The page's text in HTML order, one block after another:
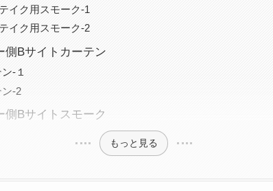
イク用スモーク-1
イク用スモーク-2
側Bサイトカーテン
-１
-2
側Bサイトスモーク
もっと見る